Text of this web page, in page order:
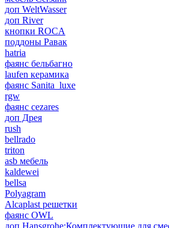
доп WeltWasser
доп River
кнопки ROCA
поддоны Равак
hatria
фаянс бельбагно
laufen керамика
фаянс Sanita_luxe
rgw
фаянс cezares
доп Дрея
rush
bellrado
triton
asb мебель
kaldewei
bellsa
Polyagram
Alcaplast решетки
фаянс OWL
доп Hansgrohe;Комплектующие для